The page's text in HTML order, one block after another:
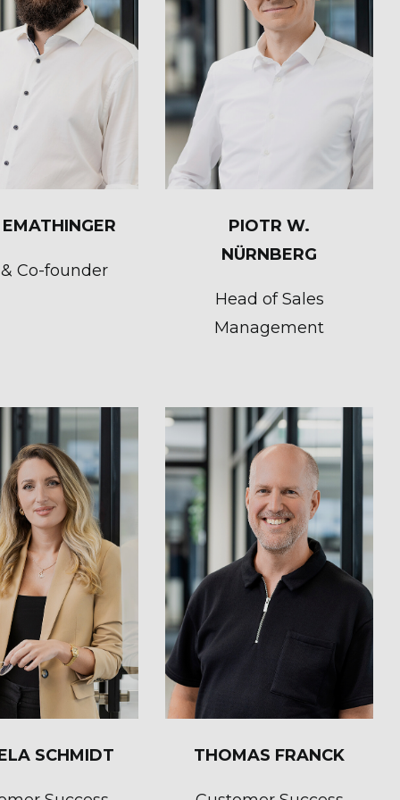
Co-founder
PIOTR W.
NÜRNBERG
Head of Sales
Management
SCHMIDT THOMAS FRANCK